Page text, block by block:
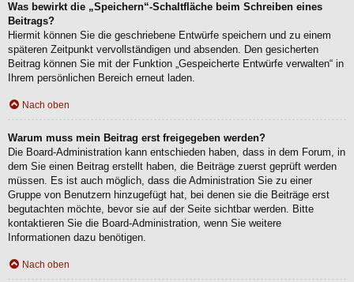
Was bewirkt die „Speichern“-Schaltfläche beim Schreiben eines
Beitrags?
Hiermit können Sie die geschriebene Entwürfe speichern und zu einem
späteren Zeitpunkt vervollständigen und absenden. Den gesicherten
Beitrag können Sie mit der Funktion „Gespeicherte Entwürfe verwalten“ in
Ihrem persönlichen Bereich erneut laden.
Nach oben
Warum muss mein Beitrag erst freigegeben werden?
Die Board-Administration kann entschieden haben, dass in dem Forum, in
dem Sie einen Beitrag erstellt haben, die Beiträge zuerst geprüft werden
müssen. Es ist auch möglich, dass die Administration Sie zu einer
Gruppe von Benutzern hinzugefügt hat, bei denen sie die Beiträge erst
begutachten möchte, bevor sie auf der Seite sichtbar werden. Bitte
kontaktieren Sie die Board-Administration, wenn Sie weitere
Informationen dazu benötigen.
Nach oben